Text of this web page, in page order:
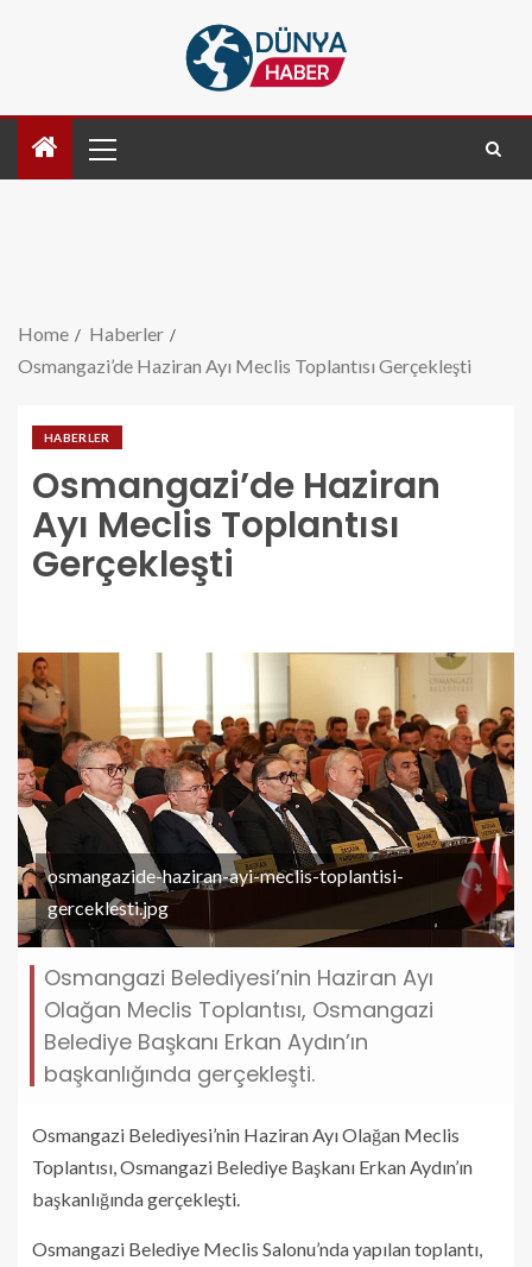
Home
Haberler
Osmangazi’de Haziran Ayı Meclis Toplantısı Gerçekleşti
HABERLER
Osmangazi’de Haziran
Ayı Meclis Toplantısı
Gerçekleşti
osmangazide-haziran-ayi-meclis-toplantisi-
gerceklesti.jpg
Osmangazi Belediyesi’nin Haziran Ayı
Olağan Meclis Toplantısı, Osmangazi
Belediye Başkanı Erkan Aydın’ın
başkanlığında gerçekleşti.
Osmangazi Belediyesi’nin Haziran Ayı Olağan Meclis
Toplantısı, Osmangazi Belediye Başkanı Erkan Aydın’ın
başkanlığında gerçekleşti.
Osmangazi Belediye Meclis Salonu’nda yapılan toplantı,